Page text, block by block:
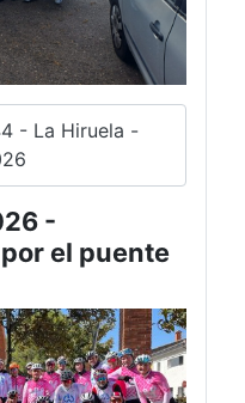
- La Hiruela -
-
el puente